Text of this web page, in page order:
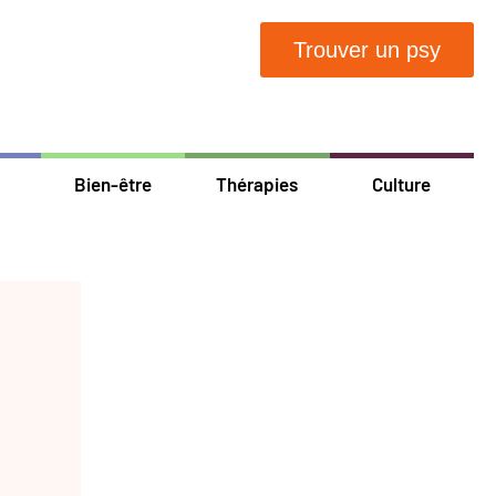
Trouver un psy
Bien-être Thérapies Culture